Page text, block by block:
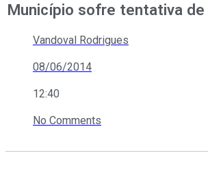
Município sofre tentativa
Vandoval Rodrigues
08/06/2014
12:40
No Comments